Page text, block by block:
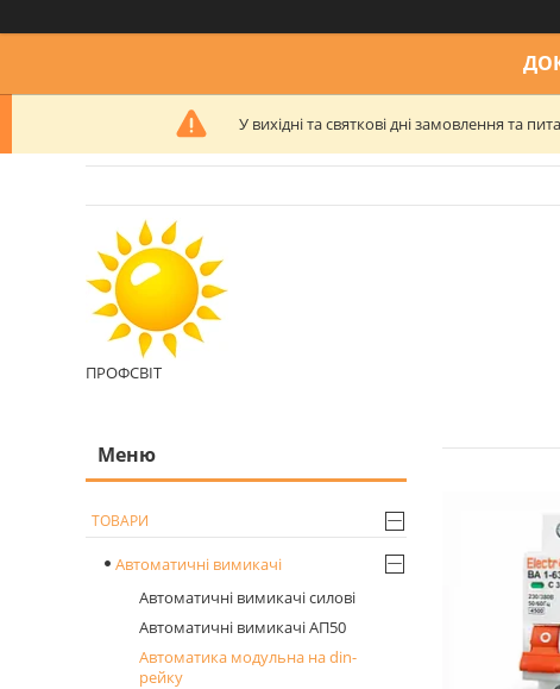
У вихідні та святкові дні замовлення та
ПРОФСВІТ
ТОВАРИ
Автоматичні вимикачі
Автоматичні вимикачі силові
Автоматичні вимикачі АП50
Автоматика модульна на din-
рейку